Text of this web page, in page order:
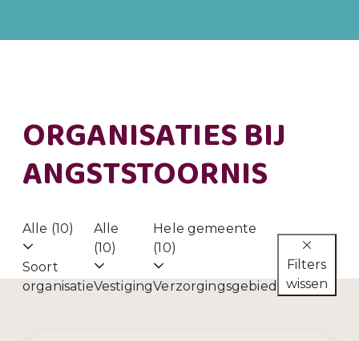
ORGANISATIES BIJ
ANGSTSTOORNIS
Alle (10)
Soort
organisatie
Alle
(10)
Vestiging
Hele gemeente
(10)
Verzorgingsgebied
Filters
wissen